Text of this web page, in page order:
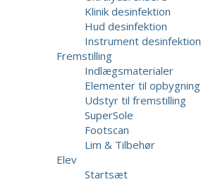
Klinik desinfektion
Hud desinfektion
Instrument desinfektion
Fremstilling
Indlægsmaterialer
Elementer til opbygning
Udstyr til fremstilling
SuperSole
Footscan
Lim & Tilbehør
Elev
Startsæt